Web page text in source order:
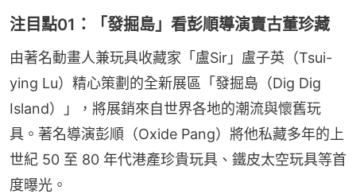
注目點01：「發掘島」看彭順導演賣古董珍藏
由著名動畫人兼玩具收藏家「盧Sir」盧子英（Tsui-
ying Lu）精心策劃的全新展區「發掘島（Dig Dig
Island）」，將展銷來自世界各地的潮流與懷舊玩
具。著名導演彭順（Oxide Pang）將他私藏多年的上
世紀 50 至 80 年代港產珍貴玩具、鐵皮太空玩具等首
度曝光。